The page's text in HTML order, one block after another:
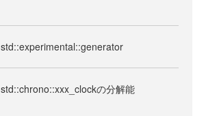
std::experimental::generator
std::chrono::xxx_clockの分解能